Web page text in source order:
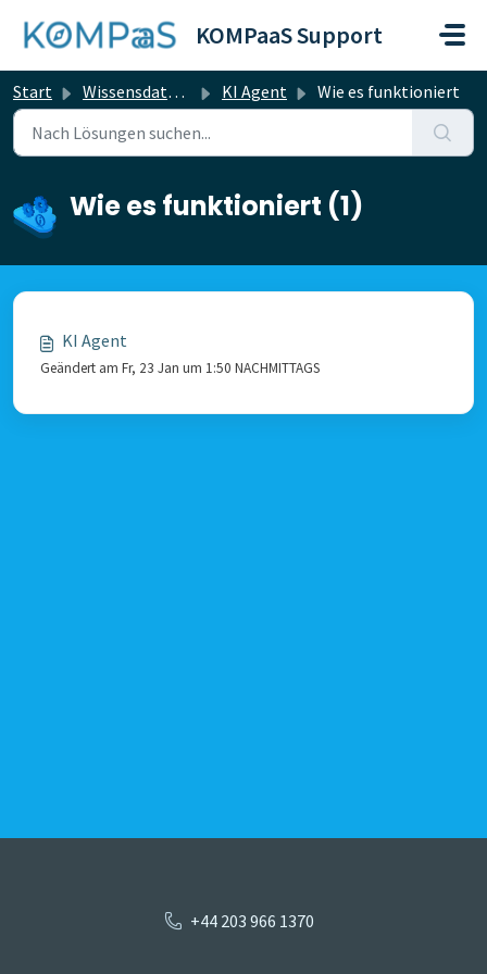
KOMPaaS Support
Start Wissensdatenbank KI Agent Wie es funktioniert
Wie es funktioniert (1)
KI Agent
Geändert am Fr, 23 Jan um 1:50 NACHMITTAGS
+44 203 966 1370